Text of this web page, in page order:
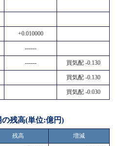
+0.010000
------
------ 買気配 -0.130
買気配 -0.130
買気配 -0.030
の残高(単位:億円)
残高 増減